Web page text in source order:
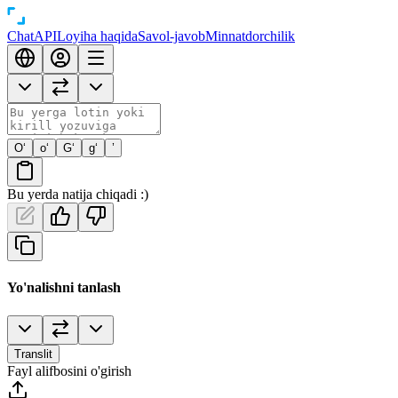
ChatAPILoyiha haqidaSavol-javobMinnatdorchilik
O‘ o‘ G‘ g‘ ’
Bu yerda natija chiqadi :)
Yo'nalishni tanlash
Translit
Fayl alifbosini o'girish